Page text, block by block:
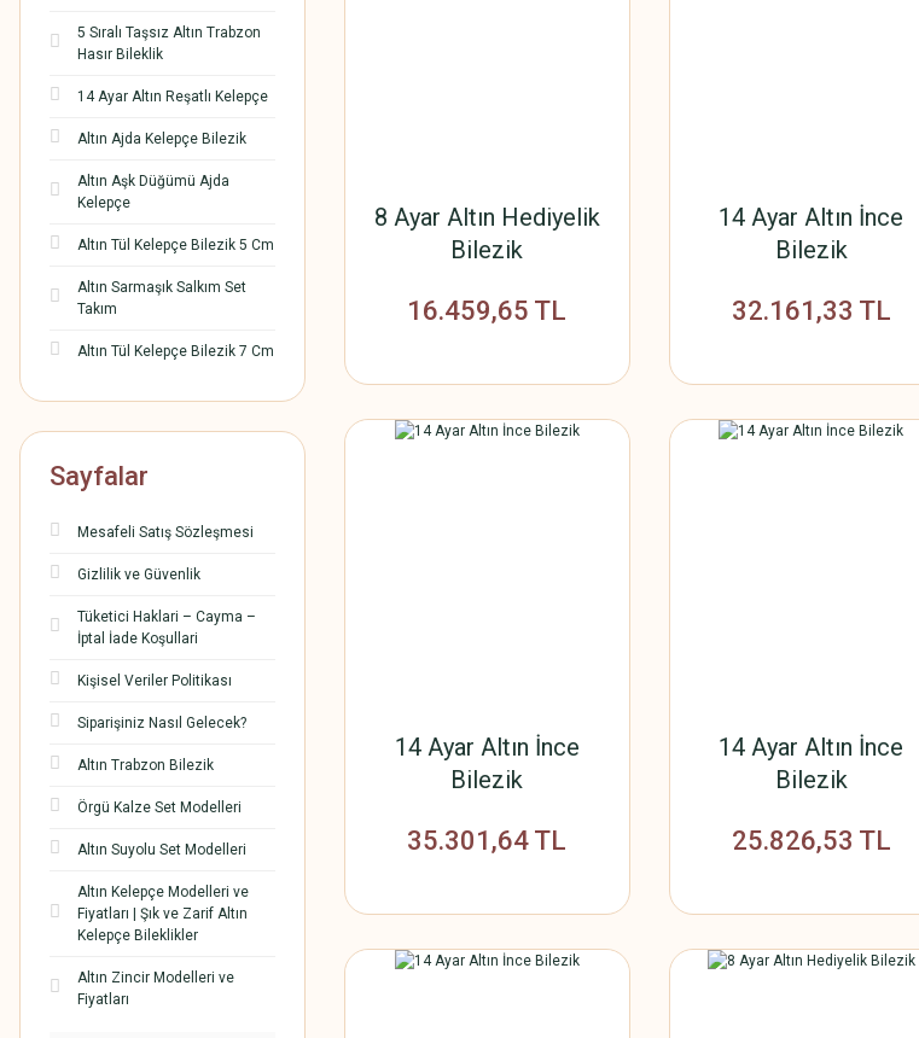
5 Sıralı Taşsız Altın Trabzon
Hasır Bileklik
14 Ayar Altın Reşatlı Kelepçe
Altın Ajda Kelepçe Bilezik
Altın Aşk Düğümü Ajda
Kelepçe
Altın Tül Kelepçe Bilezik 5 Cm
Altın Sarmaşık Salkım Set
Takım
Altın Tül Kelepçe Bilezik 7 Cm
Sayfalar
Mesafeli Satış Sözleşmesi
Gizlilik ve Güvenlik
Tüketici Haklari – Cayma –
İptal İade Koşullari
Kişisel Veriler Politikası
Siparişiniz Nasıl Gelecek?
Altın Trabzon Bilezik
Örgü Kalze Set Modelleri
Altın Suyolu Set Modelleri
Altın Kelepçe Modelleri ve
Fiyatları | Şık ve Zarif Altın
Kelepçe Bileklikler
Altın Zincir Modelleri ve
Fiyatları
8 Ayar Altın Hediyelik
Bilezik
16.459,65 TL
14 Ayar Altın İnce
Bilezik
32.161,33 TL
14 Ayar Altın İnce
Bilezik
35.301,64 TL
14 Ayar Altın İnce
Bilezik
25.826,53 TL